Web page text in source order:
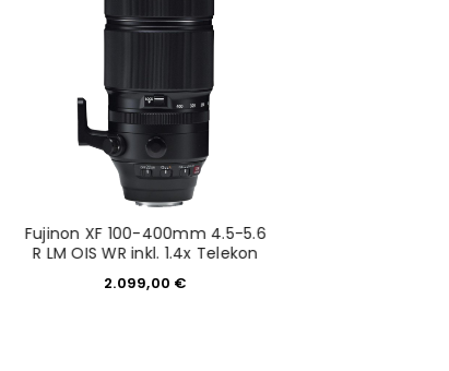
und akzeptiere die
Fujinon XF 100-400mm 4.5-5.6
R LM OIS WR inkl. 1.4x Telekon
2.099,00 €